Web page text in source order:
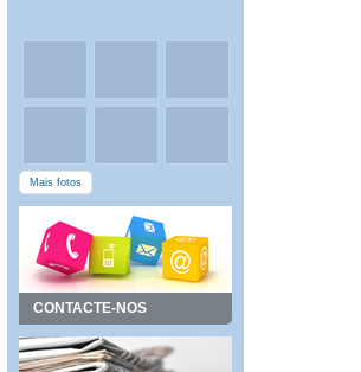
Mais fotos
CONTACTE-NOS